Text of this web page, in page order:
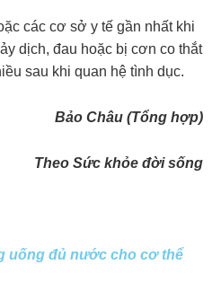
các cơ sở y tế gần nhất khi
dịch, đau hoặc bị cơn co thắt
sau khi quan hệ tình dục.
Bảo Châu (Tổng hợp)
Theo Sức khỏe đời sống
uống đủ nước cho cơ thể